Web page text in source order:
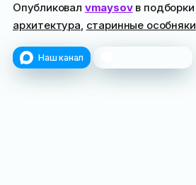
Опубликовал vmaysovв подборки
архитектура, старинные особняки
Наш канал